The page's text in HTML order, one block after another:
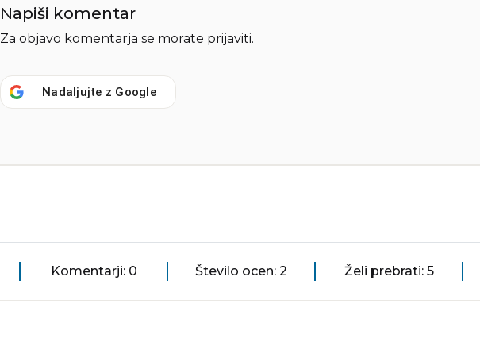
Napiši komentar
Za objavo komentarja se morate prijaviti.
Nadaljujte z Google
Komentarji: 0 Število ocen: 2 Želi prebrati: 5